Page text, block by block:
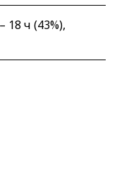
18 ч (43%),